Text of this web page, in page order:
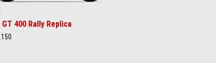
GT 400 Rally Replica